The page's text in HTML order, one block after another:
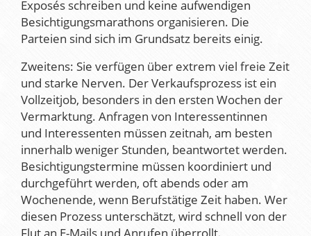
Exposés schreiben und keine aufwendigen
Besichtigungsmarathons organisieren. Die
Parteien sind sich im Grundsatz bereits einig.
Zweitens: Sie verfügen über extrem viel freie Zeit
und starke Nerven. Der Verkaufsprozess ist ein
Vollzeitjob, besonders in den ersten Wochen der
Vermarktung. Anfragen von Interessentinnen
und Interessenten müssen zeitnah, am besten
innerhalb weniger Stunden, beantwortet werden.
Besichtigungstermine müssen koordiniert und
durchgeführt werden, oft abends oder am
Wochenende, wenn Berufstätige Zeit haben. Wer
diesen Prozess unterschätzt, wird schnell von der
Flut an E-Mails und Anrufen überrollt.